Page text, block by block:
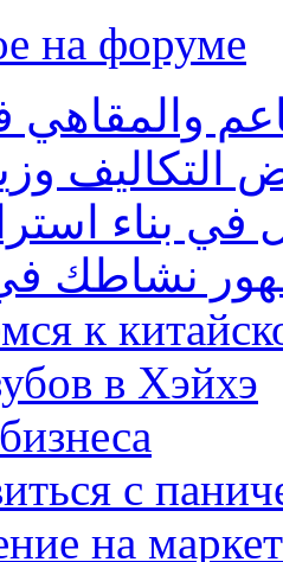
на форуме
بناء
نشاطك
к
в Хэйхэ
с
на